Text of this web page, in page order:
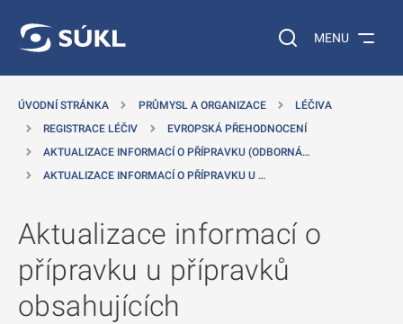
Vyhledávání na
MENU
ÚVODNÍ STRÁNKA PRŮMYSL A ORGANIZACE
LÉČIVA
REGISTRACE LÉČIV
EVROPSKÁ PŘEHODNOCENÍ
AKTUALIZACE INFORMACÍ O PŘÍPRAVKU (ODBORNÁ…
AKTUALIZACE INFORMACÍ O PŘÍPRAVKU U …
Aktualizace informací o
přípravku u přípravků
obsahujících